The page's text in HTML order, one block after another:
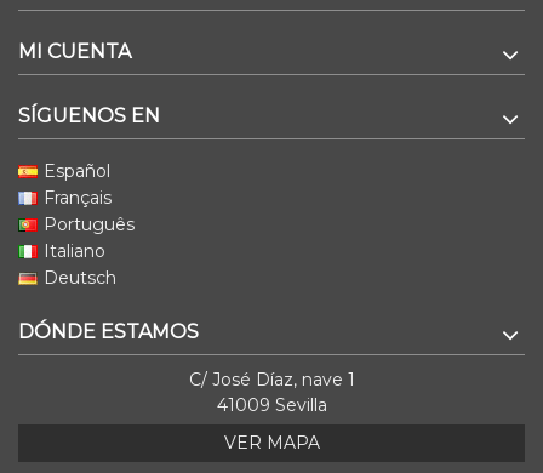
MI CUENTA
SÍGUENOS EN
Español
Français
Português
Italiano
Deutsch
DÓNDE ESTAMOS
C/ José Díaz, nave 1
41009 Sevilla
VER MAPA